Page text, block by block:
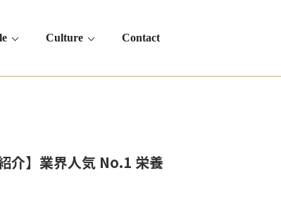
Culture Contact
介】業界人気 No.1 栄養